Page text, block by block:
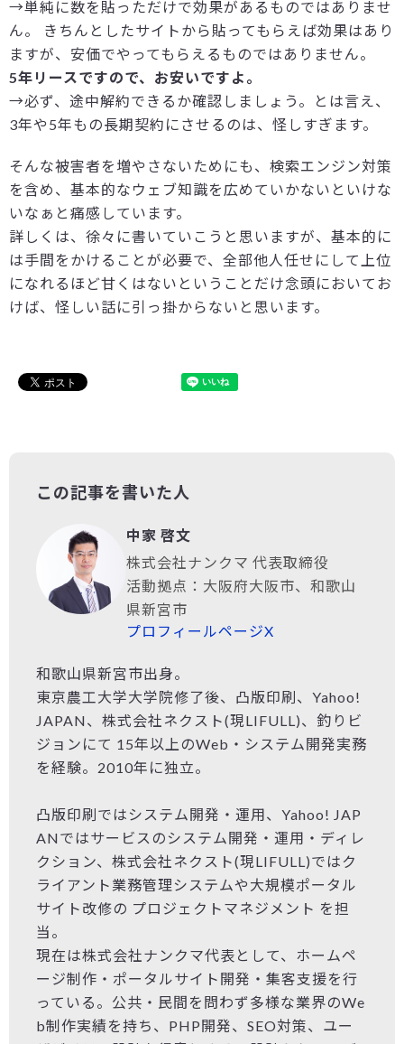
→単純に数を貼っただけで効果があるものではありませ
ん。 きちんとしたサイトから貼ってもらえば効果はあり
ますが、安価でやってもらえるものではありません。
5年リースですので、お安いですよ。
→必ず、途中解約できるか確認しましょう。とは言え、
3年や5年もの長期契約にさせるのは、怪しすぎます。
そんな被害者を増やさないためにも、検索エンジン対策
を含め、基本的なウェブ知識を広めていかないといけな
いなぁと痛感しています。
詳しくは、徐々に書いていこうと思いますが、基本的に
は手間をかけることが必要で、全部他人任せにして上位
になれるほど甘くはないということだけ念頭においてお
けば、怪しい話に引っ掛からないと思います。
この記事を書いた人
中家 啓文
株式会社ナンクマ 代表取締役
活動拠点：大阪府大阪市、和歌山
県新宮市
プロフィールページX
和歌山県新宮市出身。
東京農工大学大学院修了後、凸版印刷、Yahoo!
JAPAN、株式会社ネクスト(現LIFULL)、釣りビ
ジョンにて 15年以上のWeb・システム開発実務
を経験。2010年に独立。
凸版印刷ではシステム開発・運用、Yahoo! JAP
ANではサービスのシステム開発・運用・ディレ
クション、株式会社ネクスト(現LIFULL)ではク
ライアント業務管理システムや大規模ポータル
サイト改修の プロジェクトマネジメント を担
当。
現在は株式会社ナンクマ代表として、ホームペ
ージ制作・ポータルサイト開発・集客支援を行
っている。公共・民間を問わず多様な業界のWe
b制作実績を持ち、PHP開発、SEO対策、ユー